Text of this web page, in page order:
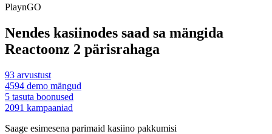
PlaynGO
Nendes kasiinodes saad sa mängida
Reactoonz 2 pärisrahaga
93 arvustust
4594 demo mängud
5 tasuta boonused
2091 kampaaniad
Saage esimesena parimaid kasiino pakkumisi